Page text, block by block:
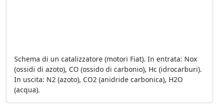
Schema di un catalizzatore (motori Fiat). In entrata: Nox
(ossidi di azoto), CO (ossido di carbonio), Hc (idrocarburi).
In uscita: N2 (azoto), CO2 (anidride carbonica), H2O
(acqua).